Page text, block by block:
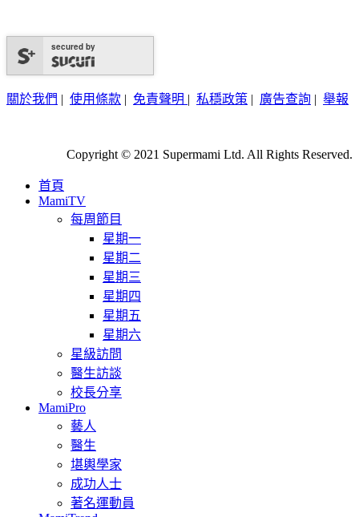
secured by
關於我們 | 使用條款 | 免責聲明 | 私穩政策 | 廣告查詢 | 舉報
Copyright © 2021 Supermami Ltd. All Rights Reserved.
首頁
MamiTV
每周節目
星期一
星期二
星期三
星期四
星期五
星期六
星級訪問
醫生訪談
校長分享
MamiPro
藝人
醫生
堪輿學家
成功人士
著名運動員